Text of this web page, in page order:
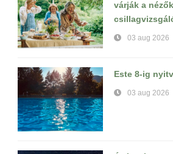
várják a
03 aug 2026
Este 8-ig
03 aug 2026